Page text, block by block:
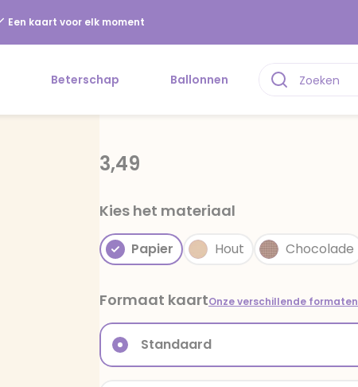
Een kaart voor elk moment
Beterschap Ballonnen
3,49
Kies het materiaal
Papier Hout Chocolade
Formaat kaartOnze verschillende formaten
Standaard